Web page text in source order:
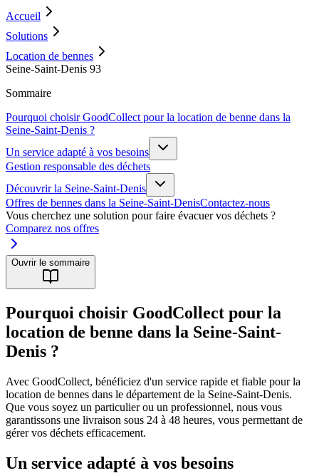
Accueil
Solutions
Location de bennes
Seine-Saint-Denis 93
Sommaire
Pourquoi choisir GoodCollect pour la location de benne dans la
Seine-Saint-Denis ?
Un service adapté à vos besoins
Gestion responsable des déchets
Découvrir la Seine-Saint-Denis
Offres de bennes dans la Seine-Saint-DenisContactez-nous
Vous cherchez une solution pour faire évacuer vos déchets ?
Comparez nos offres
Ouvrir le sommaire
Pourquoi choisir GoodCollect pour la
location de benne dans la Seine-Saint-
Denis ?
Avec GoodCollect, bénéficiez d'un service rapide et fiable pour la
location de bennes dans le département de la Seine-Saint-Denis.
Que vous soyez un particulier ou un professionnel, nous vous
garantissons une livraison sous 24 à 48 heures, vous permettant de
gérer vos déchets efficacement.
Un service adapté à vos besoins